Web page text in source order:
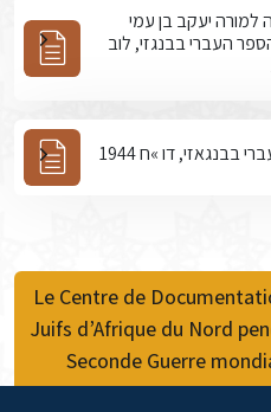
יעקב בן עמי
העברי בבנגזי, לוב
בבנגאזי, דו »ח 1944
Le Centre de
Juifs d’Afrique du Nord
Seconde Guerre